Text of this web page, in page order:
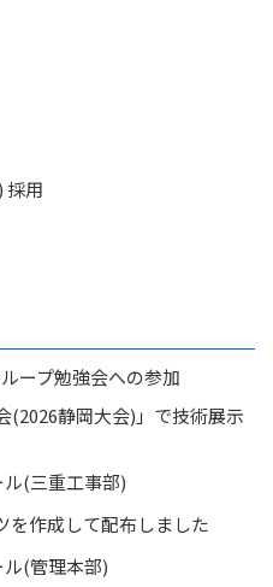
採用
ープ勉強会への参加
(2026静岡大会)」で技術展示
(三重工事部)
を作成して配布しました
(管理本部)